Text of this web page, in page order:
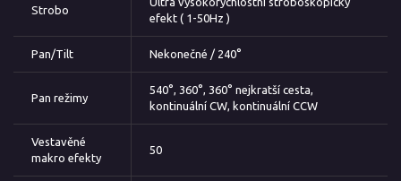
Strobo
efekt ( 1-50Hz )
Pan/Tilt Nekonečné / 240°
Pan režimy
540°, 360°, 360° nejkratší cesta,
kontinuální CW, kontinuální CCW
Vestavěné
makro efekty
50